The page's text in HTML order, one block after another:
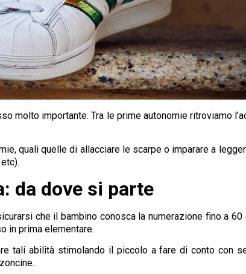
molto importante. Tra le prime autonomie ritroviamo
quali quelle di allacciare le scarpe o imparare a
da dove si parte
che il bambino conosca la numerazione fino a
in prima elementare.
tali abilità stimolando il piccolo a fare di conto con